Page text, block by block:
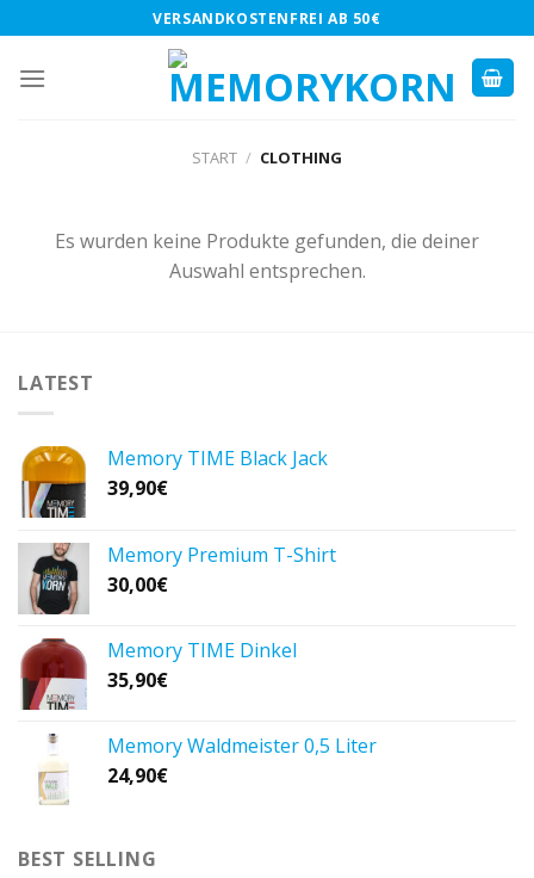
to
content
VERSANDKOSTENFREI AB 50€
START / CLOTHING
Es wurden keine Produkte gefunden, die deiner
Auswahl entsprechen.
LATEST
Memory TIME Black Jack
39,90€
Memory Premium T-Shirt
30,00€
Memory TIME Dinkel
35,90€
Memory Waldmeister 0,5 Liter
24,90€
BEST SELLING